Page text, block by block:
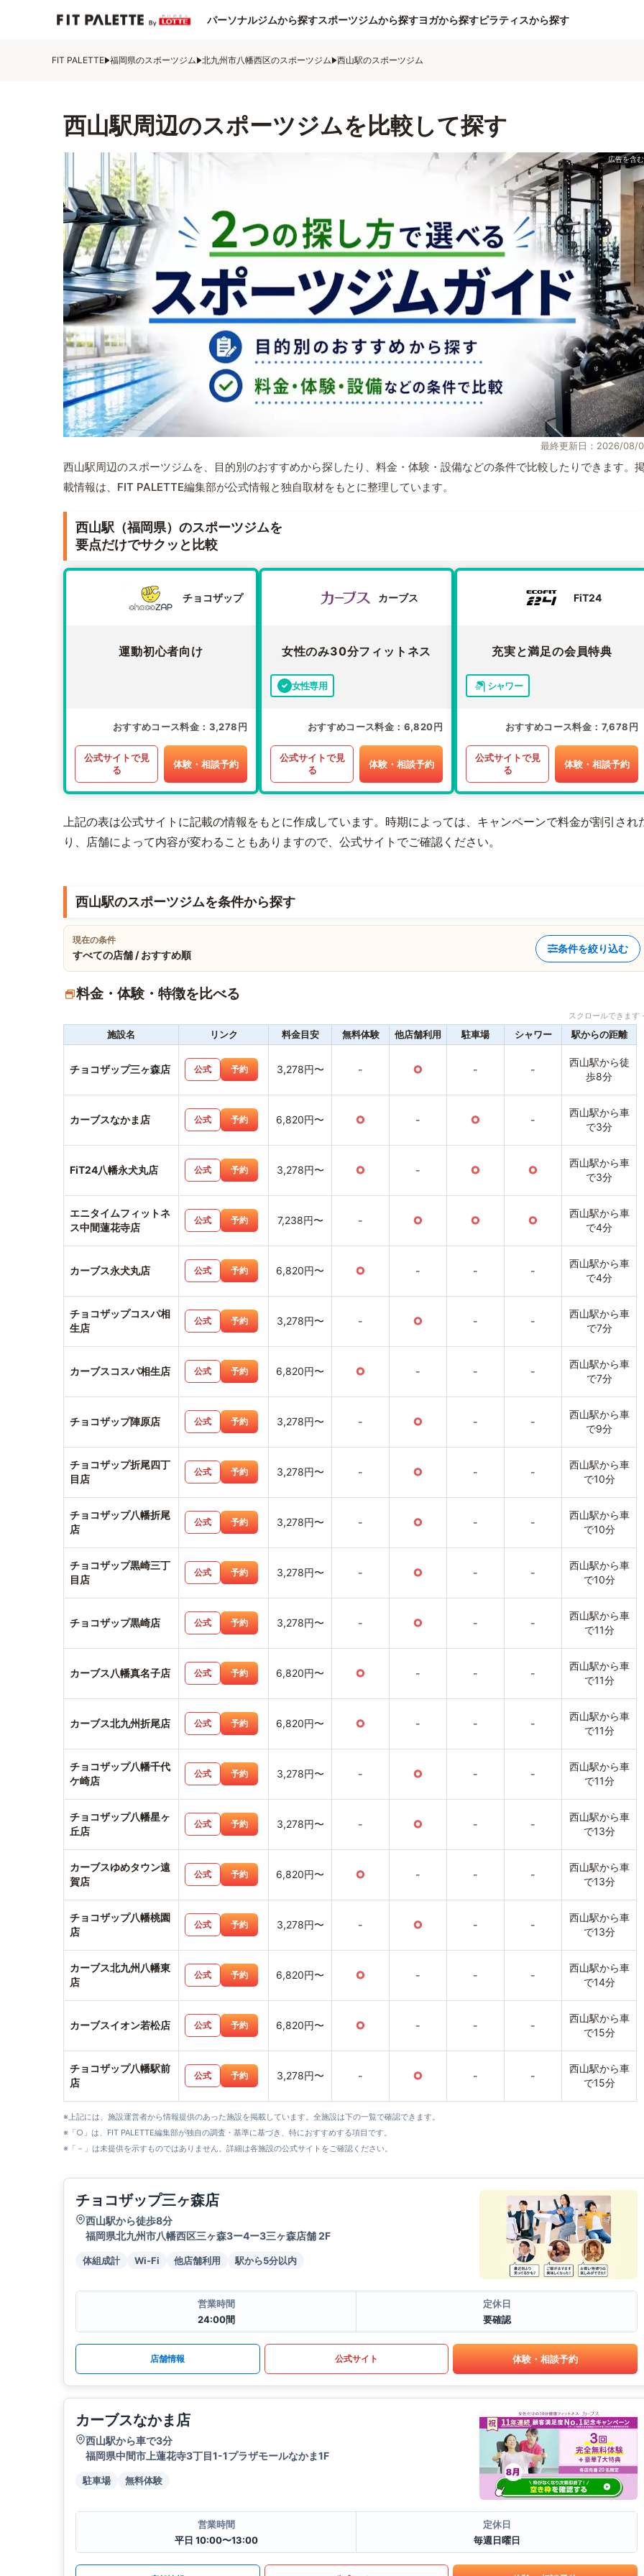
パーソナルジムから探すスポーツジムから探すヨガから探すピラティスから探す
FIT PALETTE 福岡県のスポーツジム 北九州市八幡西区のスポーツジム 西山駅のスポーツジム
西山駅周辺のスポーツジムを比較して探す
最終更新日：2026/08/
西山駅周辺のスポーツジムを、目的別のおすすめから探したり、料金・体験・設備などの条件で比較したりできます。
載情報は、FIT PALETTE編集部が公式情報と独自取材をもとに整理しています。
西山駅（福岡県）のスポーツジムを
要点だけでサクッと比較
チョコザップ
運動初心者向け
おすすめコース料金 3,278円
公式サイトで見
る
体験・相談予約
カーブス
女性のみ30分フィットネス
女性専用
おすすめコース料金 6,820円
公式サイトで見
る
体験・相談予約
FiT24
充実と満足の会員特典
シャワー
おすすめコース料金 7,678円
公式サイトで見
る
体験・相談予約
上記の表は公式サイトに記載の情報をもとに作成しています。時期によっては、キャンペーンで料金が割引され
り、店舗によって内容が変わることもありますので、公式サイトでご確認ください。
西山駅のスポーツジムを条件から探す
現在の条件
すべての店舗 / おすすめ順
条件を絞り込む
料金・体験・特徴を比べる
スクロールできま
施設名 リンク 料金目安 無料体験 他店舗利用 駐車場 シャワー 駅からの距離
チョコザップ三ヶ森店 公式 予約 3,278円〜 - ○ - -
西山駅から徒
歩8分
カーブスなかま店 公式 予約 6,820円〜 ○ - ○ -
西山駅から車
で3分
FiT24八幡永犬丸店 公式 予約 3,278円〜 ○ - ○ ○
西山駅から車
で3分
エニタイムフィットネ
ス中間蓮花寺店
公式 予約 7,238円〜 - ○ ○ ○
西山駅から車
で4分
カーブス永犬丸店 公式 予約 6,820円〜 ○ - - -
西山駅から車
で4分
チョコザップコスパ相
生店
公式 予約 3,278円〜 - ○ - -
西山駅から車
で7分
カーブスコスパ相生店 公式 予約 6,820円〜 ○ - - -
西山駅から車
で7分
チョコザップ陣原店 公式 予約 3,278円〜 - ○ - -
西山駅から車
で9分
チョコザップ折尾四丁
目店
公式 予約 3,278円〜 - ○ - -
西山駅から車
で10分
チョコザップ八幡折尾
店
公式 予約 3,278円〜 - ○ - -
西山駅から車
で10分
チョコザップ黒崎三丁
目店
公式 予約 3,278円〜 - ○ - -
西山駅から車
で10分
チョコザップ黒崎店 公式 予約 3,278円〜 - ○ - -
西山駅から車
で11分
カーブス八幡真名子店 公式 予約 6,820円〜 ○ - - -
西山駅から車
で11分
カーブス北九州折尾店 公式 予約 6,820円〜 ○ - - -
西山駅から車
で11分
チョコザップ八幡千代
ケ崎店
公式 予約 3,278円〜 - ○ - -
西山駅から車
で11分
チョコザップ八幡星ヶ
丘店
公式 予約 3,278円〜 - ○ - -
西山駅から車
で13分
カーブスゆめタウン遠
賀店
公式 予約 6,820円〜 ○ - - -
西山駅から車
で13分
チョコザップ八幡桃園
店
公式 予約 3,278円〜 - ○ - -
西山駅から車
で13分
カーブス北九州八幡東
店
公式 予約 6,820円〜 ○ - - -
西山駅から車
で14分
カーブスイオン若松店 公式 予約 6,820円〜 ○ - - -
西山駅から車
で15分
チョコザップ八幡駅前
店
公式 予約 3,278円〜 - ○ - -
西山駅から車
で15分
※上記には、施設運営者から情報提供のあった施設を掲載しています。全施設は下の一覧で確認できます。
※「○」は、FIT PALETTE編集部が独自の調査・基準に基づき、特におすすめする項目です。
※「－」は未提供を示すものではありません。詳細は各施設の公式サイトをご確認ください。
チョコザップ三ヶ森店
西山駅から徒歩8分
福岡県北九州市八幡西区三ヶ森3ー4ー3三ヶ森店舗 2F
体組成計 Wi-Fi 他店舗利用 駅から5分以内
営業時間
24:00間
定休日
要確認
店舗情報 公式サイト 体験・相談予約
カーブスなかま店
西山駅から車で3分
福岡県中間市上蓮花寺3丁目1-1プラザモールなかま1F
駐車場 無料体験
営業時間
平日 10:00〜13:00
定休日
毎週日曜日